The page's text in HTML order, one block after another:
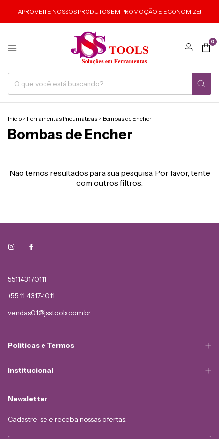
APROVEITE NOSSOS PRODUTOS EM PROMOÇÃO E ECONOMIZE!
0
Início > Ferramentas Pneumáticas > Bombas de Encher
Bombas de Encher
Não temos resultados para sua pesquisa. Por favor, tente
com outros filtros.
551143170111
+55 11 4317-1011
vendas01@jsstools.com.br
Políticas e Termos
Institucional
Newsletter
Cadastre-se e receba nossas ofertas.